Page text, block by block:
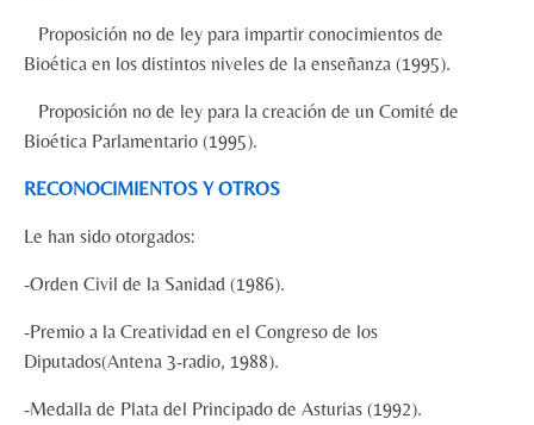
Proposición no de ley para impartir conocimientos de
Bioética en los distintos niveles de la enseñanza (1995).
Proposición no de ley para la creación de un Comité de
Bioética Parlamentario (1995).
RECONOCIMIENTOS Y OTROS
Le han sido otorgados:
-Orden Civil de la Sanidad (1986).
-Premio a la Creatividad en el Congreso de los
Diputados(Antena 3-radio, 1988).
-Medalla de Plata del Principado de Asturias (1992).